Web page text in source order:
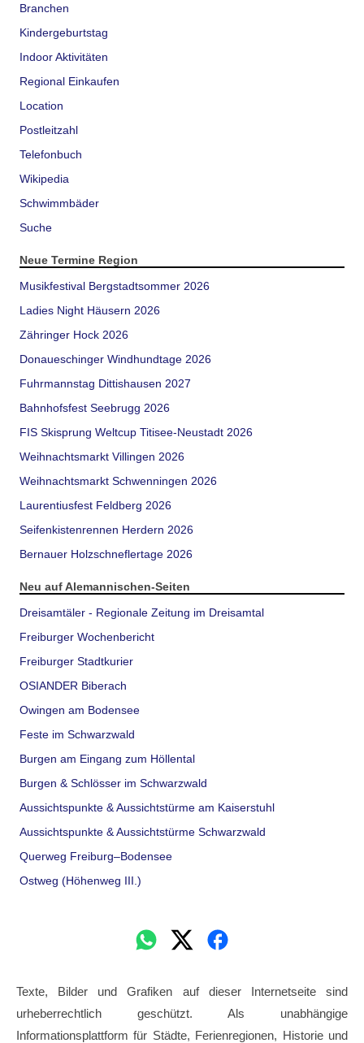
Branchen
Kindergeburtstag
Indoor Aktivitäten
Regional Einkaufen
Location
Postleitzahl
Telefonbuch
Wikipedia
Schwimmbäder
Suche
Neue Termine Region
Musikfestival Bergstadtsommer 2026
Ladies Night Häusern 2026
Zähringer Hock 2026
Donaueschinger Windhundtage 2026
Fuhrmannstag Dittishausen 2027
Bahnhofsfest Seebrugg 2026
FIS Skisprung Weltcup Titisee-Neustadt 2026
Weihnachtsmarkt Villingen 2026
Weihnachtsmarkt Schwenningen 2026
Laurentiusfest Feldberg 2026
Seifenkistenrennen Herdern 2026
Bernauer Holzschneflertage 2026
Neu auf Alemannischen-Seiten
Dreisamtäler - Regionale Zeitung im Dreisamtal
Freiburger Wochenbericht
Freiburger Stadtkurier
OSIANDER Biberach
Owingen am Bodensee
Feste im Schwarzwald
Burgen am Eingang zum Höllental
Burgen & Schlösser im Schwarzwald
Aussichtspunkte & Aussichtstürme am Kaiserstuhl
Aussichtspunkte & Aussichtstürme Schwarzwald
Querweg Freiburg–Bodensee
Ostweg (Höhenweg III.)
Texte, Bilder und Grafiken auf dieser Internetseite sind
urheberrechtlich geschützt. Als unabhängige
Informationsplattform für Städte, Ferienregionen, Historie und